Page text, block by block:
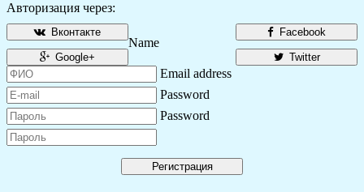
Авторизация через:
Facebook
Вконтакте
Twitter
Google+
Name
Email address
Password
Password
Регистрация